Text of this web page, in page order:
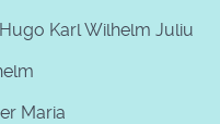
Karl Wilhelm Julius
Maria